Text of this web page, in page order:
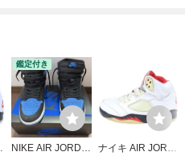
鑑定付き
NIKE AIR JORDA
ナイキ AIR JORD